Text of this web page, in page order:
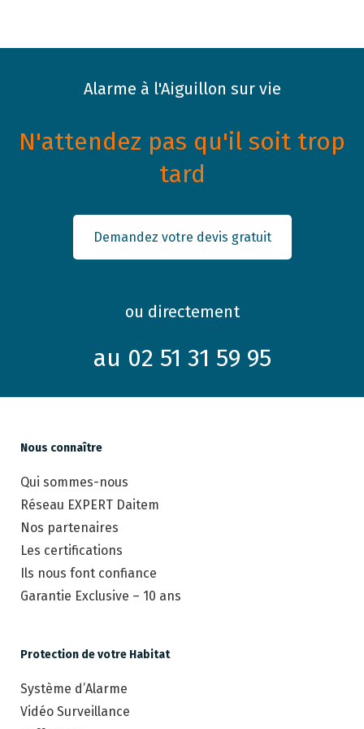
Alarme à l'Aiguillon sur vie
N'attendez pas qu'il soit trop
tard
Demandez votre devis gratuit
ou directement
au 02 51 31 59 95
Nous connaître
Qui sommes-nous
Réseau EXPERT Daitem
Nos partenaires
Les certifications
Ils nous font confiance
Garantie Exclusive – 10 ans
Protection de votre Habitat
Système d’Alarme
Vidéo Surveillance